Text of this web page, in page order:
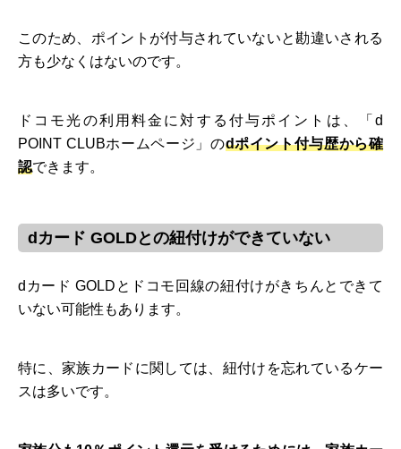
このため、ポイントが付与されていないと勘違いされる
方も少なくはないのです。
ドコモ光の利用料金に対する付与ポイントは、「d
POINT CLUBホームページ」のdポイント付与歴から確
認できます。
dカード GOLDとの紐付けができていない
dカード GOLDとドコモ回線の紐付けがきちんとできて
いない可能性もあります。
特に、家族カードに関しては、紐付けを忘れているケー
スは多いです。